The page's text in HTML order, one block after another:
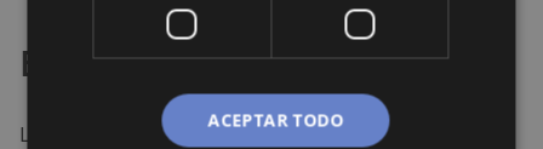
Eficiencia y conveniencia
La automatización de procesos financieros a través
ACEPTAR TODO